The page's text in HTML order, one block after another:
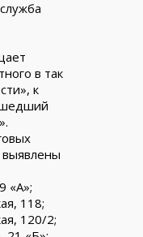
в так
к
«А»;
118;
120/2;